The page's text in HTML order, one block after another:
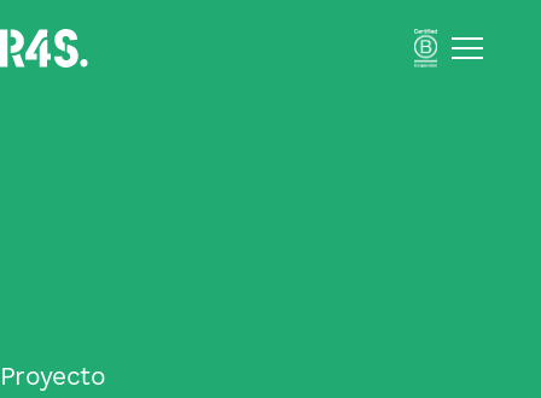
Menú
Portfolio
Impacto
Blog
Proyecto